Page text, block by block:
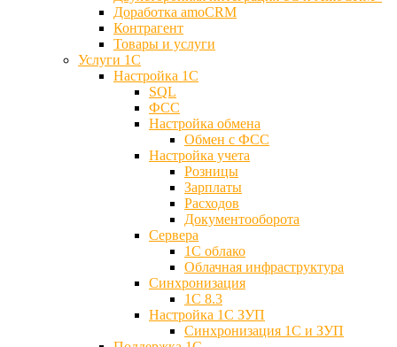
Доработка amoCRM
Контрагент
Товары и услуги
Услуги 1С
Настройка 1С
SQL
ФСС
Настройка обмена
Обмен с ФСС
Настройка учета
Розницы
Зарплаты
Расходов
Документооборота
Сервера
1С облако
Облачная инфраструктура
Синхронизация
1С 8.3
Настройка 1С ЗУП
Синхронизация 1С и ЗУП